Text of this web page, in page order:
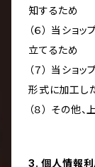
知するため
（６） 当ショ
立てるため
（７） 当ショ
形式に加工し
（８） その他
3. 個人情報